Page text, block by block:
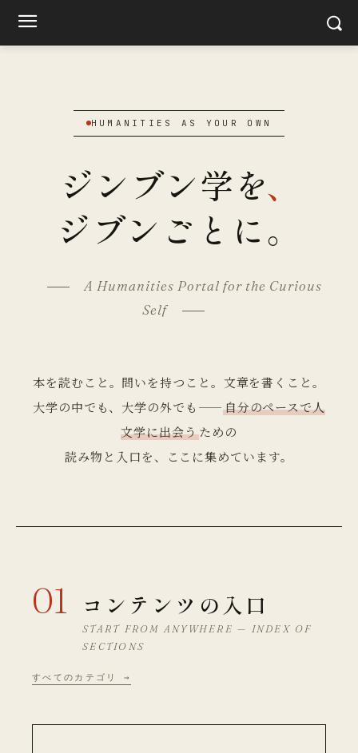
HUMANITIES AS YOUR OWN
ジンブン学を、
ジブンごとに。
A Humanities Portal for the Curious
Self
本を読むこと。問いを持つこと。文章を書くこと。
大学の中でも、大学の外でも——自分のペースで人
文学に出会うための
読み物と入口を、ここに集めています。
01 コンテンツの入口
START FROM ANYWHERE — INDEX OF
SECTIONS
すべてのカテゴリ →